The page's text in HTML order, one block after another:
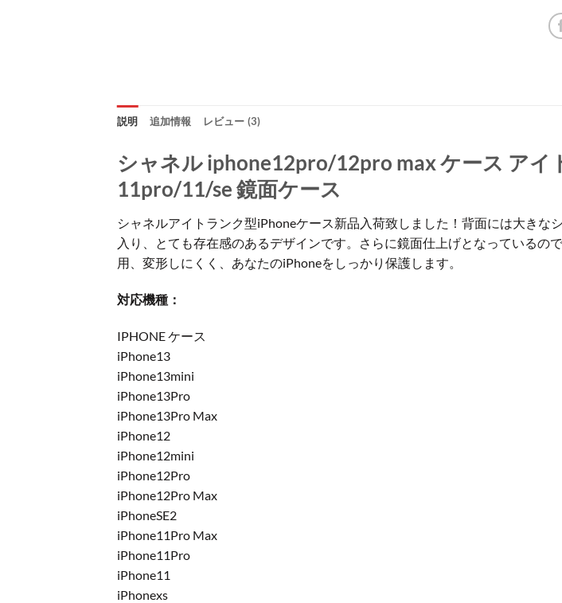
説明 追加情報 レビュー (3)
シャネル iphone12pro/12pro max ケース アイ
11pro/11/se 鏡面ケース
シャネルアイトランク型iPhoneケース新品入荷致しました！背面には大き
入り、とても存在感のあるデザインです。さらに鏡面仕上げとなっている
用、変形しにくく、あなたのiPhoneをしっかり保護します。
対応機種：
IPHONE ケース
iPhone13
iPhone13mini
iPhone13Pro
iPhone13Pro Max
iPhone12
iPhone12mini
iPhone12Pro
iPhone12Pro Max
iPhoneSE2
iPhone11Pro Max
iPhone11Pro
iPhone11
iPhonexs